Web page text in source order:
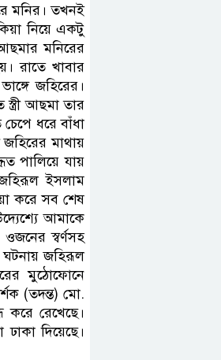
মনির। তখনই
নিয়ে একটু
মনিরের
রাতে খাবার
জহিরের।
আছমা তার
ধরে বাঁধা
জহিরের মাথায়
পালিয়ে যায়
জহিরূল ইসলাম
করে সব শেষ
আমাকে
স্বর্ণসহ
ঘটনায় জহিরূল
মুঠোফোনে
(তদন্ত) মো.
রেখেছে।
দিয়েছে।